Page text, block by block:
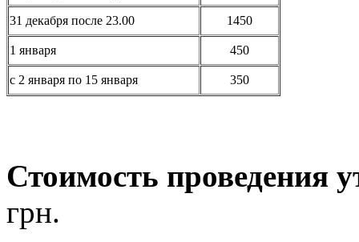
31 декабря после 23.00 1450
1 января 450
с 2 января по 15 января 350
Стоимость проведения
грн.